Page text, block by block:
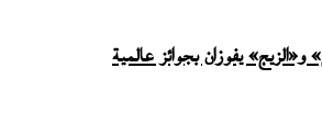
و«الزيج» يفوزان بجوائز عالمية